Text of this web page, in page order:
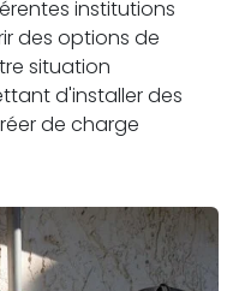
institutions
des options de
situation
d'installer des
de charge